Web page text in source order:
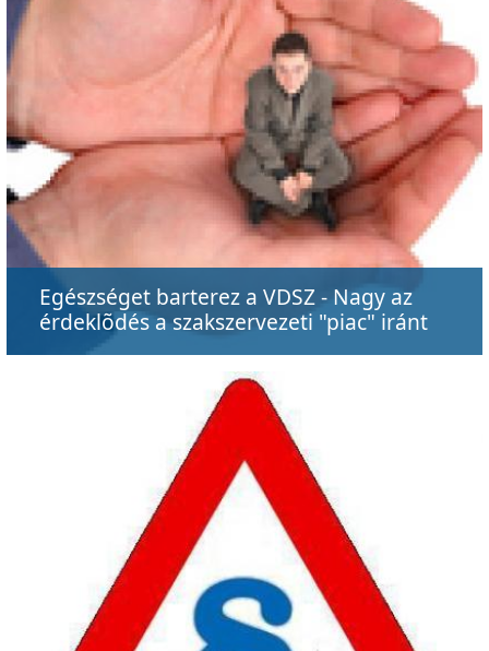
Egészséget barterez a VDSZ - Nagy az
érdeklõdés a szakszervezeti "piac" iránt